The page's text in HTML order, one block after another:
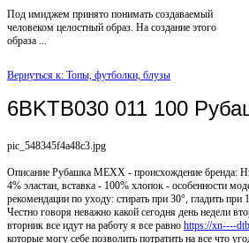
Под имиджем принято понимать создаваемый
человеком целостный образ. На создание этого
образа ...
Вернуться к: Топы, футболки, блузы
6BKTB030 011 100
pic_548345f4a48c3.jpg
Описание Рубашка MEXX - происхождение бренда:
4% эластан, вставка - 100% хлопок - особенности
рекомендации по уходу: стирать при 30°, гладить
Честно говоря неважно какой сегодня день недели
вторник все идут на работу я все равно https://xn----
которые могу себе позволить потратить на все что